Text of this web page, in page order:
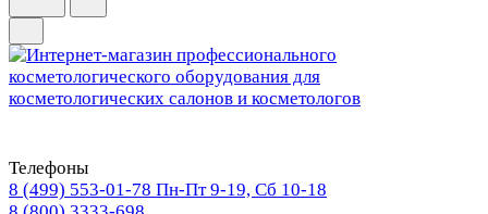
Телефоны
8 (499) 553-01-78 Пн-Пт 9-19, Сб 10-18